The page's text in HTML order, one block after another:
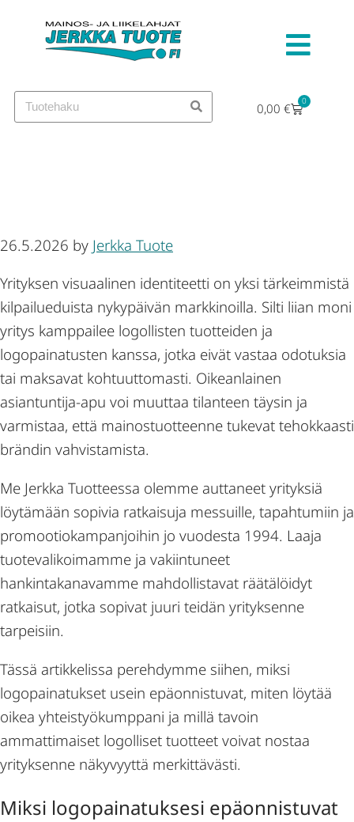
0,00 € 0
26.5.2026 by Jerkka Tuote
Yrityksen visuaalinen identiteetti on yksi tärkeimmistä
kilpailueduista nykypäivän markkinoilla. Silti liian moni
yritys kamppailee logollisten tuotteiden ja
logopainatusten kanssa, jotka eivät vastaa odotuksia
tai maksavat kohtuuttomasti. Oikeanlainen
asiantuntija-apu voi muuttaa tilanteen täysin ja
varmistaa, että mainostuotteenne tukevat tehokkaasti
brändin vahvistamista.
Me Jerkka Tuotteessa olemme auttaneet yrityksiä
löytämään sopivia ratkaisuja messuille, tapahtumiin ja
promootiokampanjoihin jo vuodesta 1994. Laaja
tuotevalikoimamme ja vakiintuneet
hankintakanavamme mahdollistavat räätälöidyt
ratkaisut, jotka sopivat juuri teidän yrityksenne
tarpeisiin.
Tässä artikkelissa perehdymme siihen, miksi
logopainatukset usein epäonnistuvat, miten löytää
oikea yhteistyökumppani ja millä tavoin
ammattimaiset logolliset tuotteet voivat nostaa
yrityksenne näkyvyyttä merkittävästi.
Miksi logopainatuksesi epäonnistuvat